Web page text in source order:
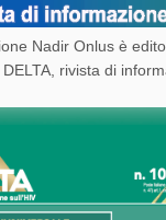
Nadir Onlus è
rivista di